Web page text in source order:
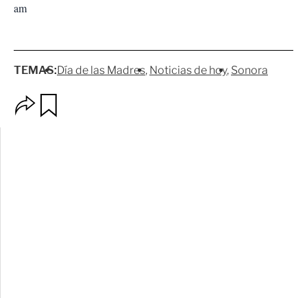
am
TEMAS:Día de las Madres Noticias de hoy Sonora